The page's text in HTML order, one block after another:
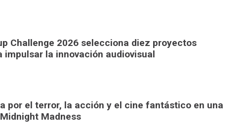
Challenge 2026 selecciona diez proyectos
impulsar la innovación audiovisual
por el terror, la acción y el cine fantástico en una
Madness